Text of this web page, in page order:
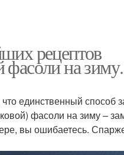
рецептов
фасоли на зиму.
единственный способ
фасоли на зиму –
вы ошибаетесь.